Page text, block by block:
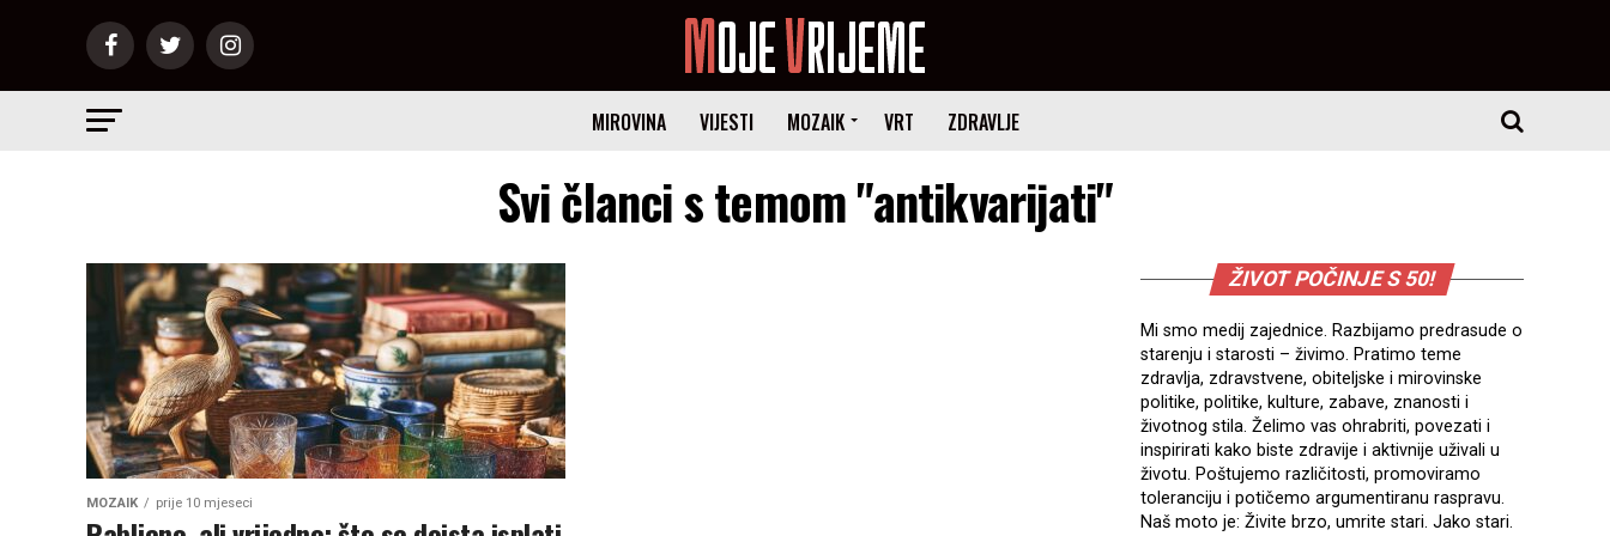
MIROVINA VIJESTI MOZAIK VRT ZDRAVLJE
Svi članci s temom "antikvarijati"
MOZAIK prije 10 mjeseci
ŽIVOT POČINJE S 50!
Mi smo medij zajednice. Razbijamo predrasude o
starenju i starosti – živimo. Pratimo teme
zdravlja, zdravstvene, obiteljske i mirovinske
politike, politike, kulture, zabave, znanosti i
životnog stila. Želimo vas ohrabriti, povezati i
inspirirati kako biste zdravije i aktivnije uživali u
životu. Poštujemo različitosti, promoviramo
toleranciju i potičemo argumentiranu raspravu.
Naš moto je: Živite brzo, umrite stari. Jako stari.